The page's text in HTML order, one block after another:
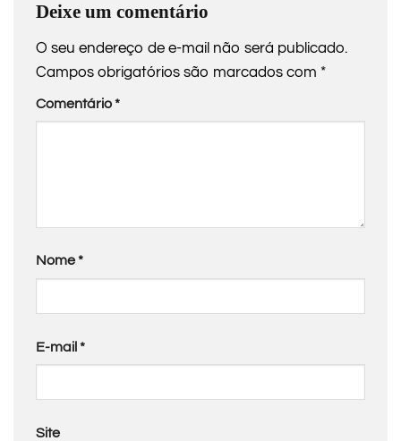
Deixe um comentário
O seu endereço de e-mail não será publicado.
Campos obrigatórios são marcados com *
Comentário*
Nome*
E-mail*
Site